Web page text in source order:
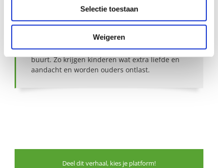
Selectie toestaan
Weigeren
Over Buurtgezinnen
Onder het motto ‘Opgroeien doen we samen’,
koppelt Buurtgezinnen gezinnen die steun
kunnen gebruiken aan een stabiel gezin in de
buurt. Zo krijgen kinderen wat extra liefde en
aandacht en worden ouders ontlast.
Deel dit verhaal, kies je platform!